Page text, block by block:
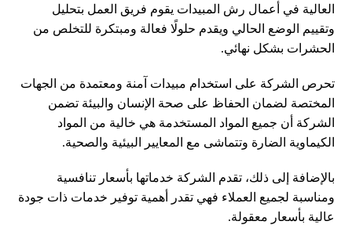
العالية في أعمال رش المبيدات يقوم فريق العمل بتحليل
وتقييم الوضع الحالي ويقدم حلولًا فعالة ومبتكرة للتخلص من
الحشرات بشكل نهائي.
تحرص الشركة على استخدام مبيدات آمنة ومعتمدة من الجهات
المختصة لضمان الحفاظ على صحة الإنسان والبيئة تضمن
الشركة أن جميع المواد المستخدمة هي خالية من المواد
الكيماوية الضارة وتتماشى مع المعايير البيئية والصحية.
بالإضافة إلى ذلك، تقدم الشركة خدماتها بأسعار تنافسية
ومناسبة لجميع العملاء فهي تقدر أهمية توفير خدمات ذات جودة
عالية بأسعار معقولة.